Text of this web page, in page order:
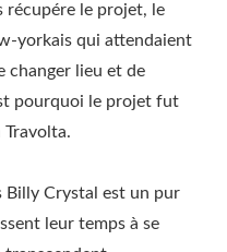
récupére le projet, le
yorkais qui attendaient
changer lieu et de
pourquoi le projet fut
Travolta.
Billy Crystal est un pur
leur temps à se